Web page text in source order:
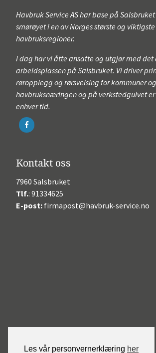
Les vår personvernerklæring her
Havbruk Service AS har base på
smørøyet i en av Norges største og viktigste
havbruksregioner.
I dag har vi åtte ansatte og utgjør med det
arbeidsplassen på Salsbruket. Vi driver
røropplegg og rørsveising for kommuner og
havbruksnæringen og på verkstedgulvet
enhver tid.
Kontakt oss
7960 Salsbruket
Tlf.: 91334625
E-post: firmapost@havbruk-service.no